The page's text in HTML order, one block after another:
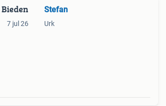
Bieden
7 jul 26
Stefan
Urk